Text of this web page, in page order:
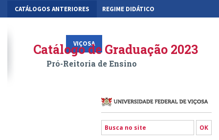
CATÁLOGOS ANTERIORES REGIME DIDÁTICO
VIÇOSA RIO PARANAÍBA FLORESTAL
Catálogo de Graduação 2023
Pró-Reitoria de Ensino